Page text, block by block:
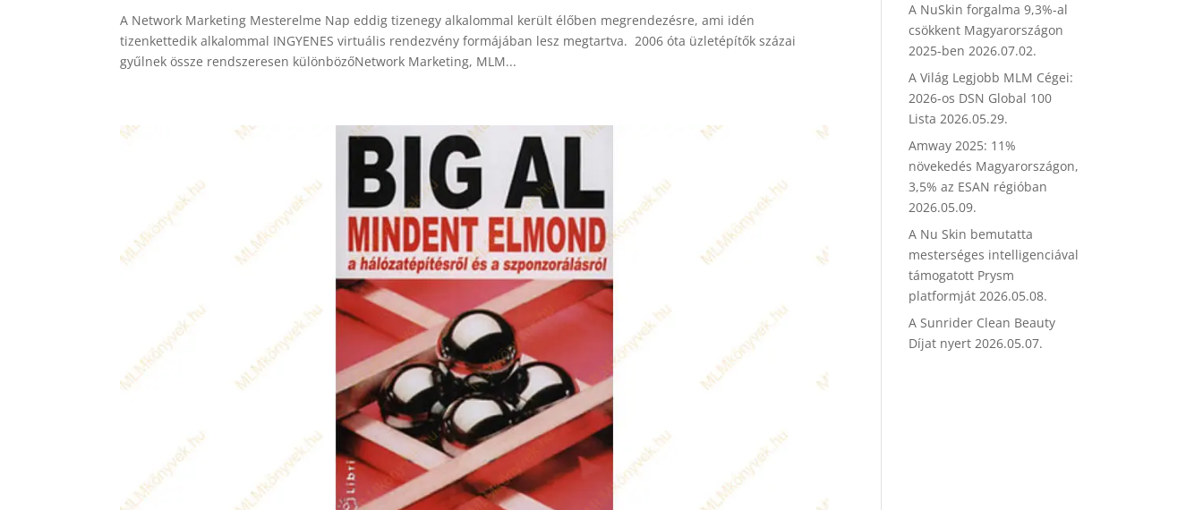
A Network Marketing Mesterelme Nap eddig tizenegy alkalommal került élőben megrendezésre, ami idén
tizenkettedik alkalommal INGYENES virtuális rendezvény formájában lesz megtartva. 2006 óta üzletépítők százai
gyűlnek össze rendszeresen különbözőNetwork Marketing, MLM...
A NuSkin forgalma 9,3%-al
csökkent Magyarországon
2025-ben 2026.07.02.
A Világ Legjobb MLM Cégei:
2026-os DSN Global 100
Lista 2026.05.29.
Amway 2025: 11%
növekedés Magyarországon,
3,5% az ESAN régióban
2026.05.09.
A Nu Skin bemutatta
mesterséges intelligenciával
támogatott Prysm
platformját 2026.05.08.
A Sunrider Clean Beauty
Díjat nyert 2026.05.07.